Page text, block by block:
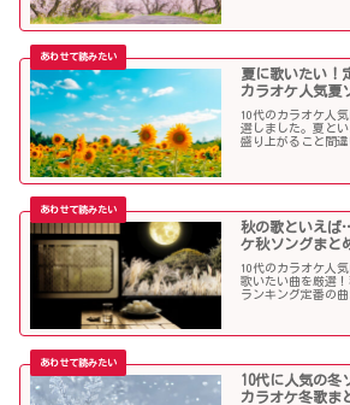
夏に歌いたい！
カラオケ人気夏
10代のカラオケ人
選しました。夏と
盛り上がること間
秋の歌といえば
ケ秋ソングまと
10代のカラオケ人
歌いたい曲を厳選
ランキング定番の
10代に人気の冬
カラオケ冬歌ま